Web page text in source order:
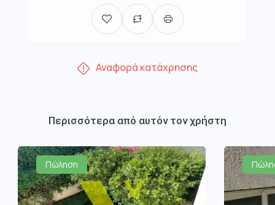
Αναφορά κατάχρησης
Περισσότερα από αυτόν τον χρήστη
Πώληση